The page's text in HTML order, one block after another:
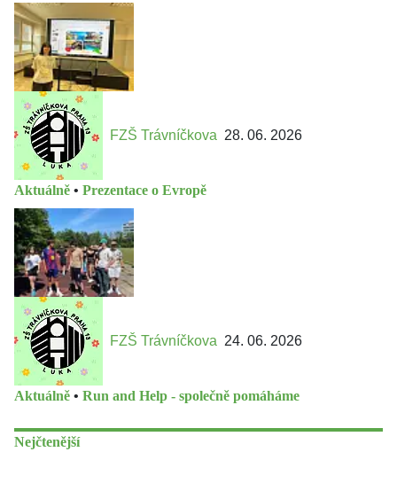
FZŠ Trávníčkova 28. 06. 2026
Aktuálně • Prezentace o Evropě
FZŠ Trávníčkova 24. 06. 2026
Aktuálně • Run and Help - společně pomáháme
Nejčtenější